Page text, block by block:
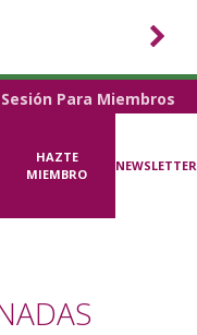
Para Miembros
HAZTE
MIEMBRO
NEWSLETTER